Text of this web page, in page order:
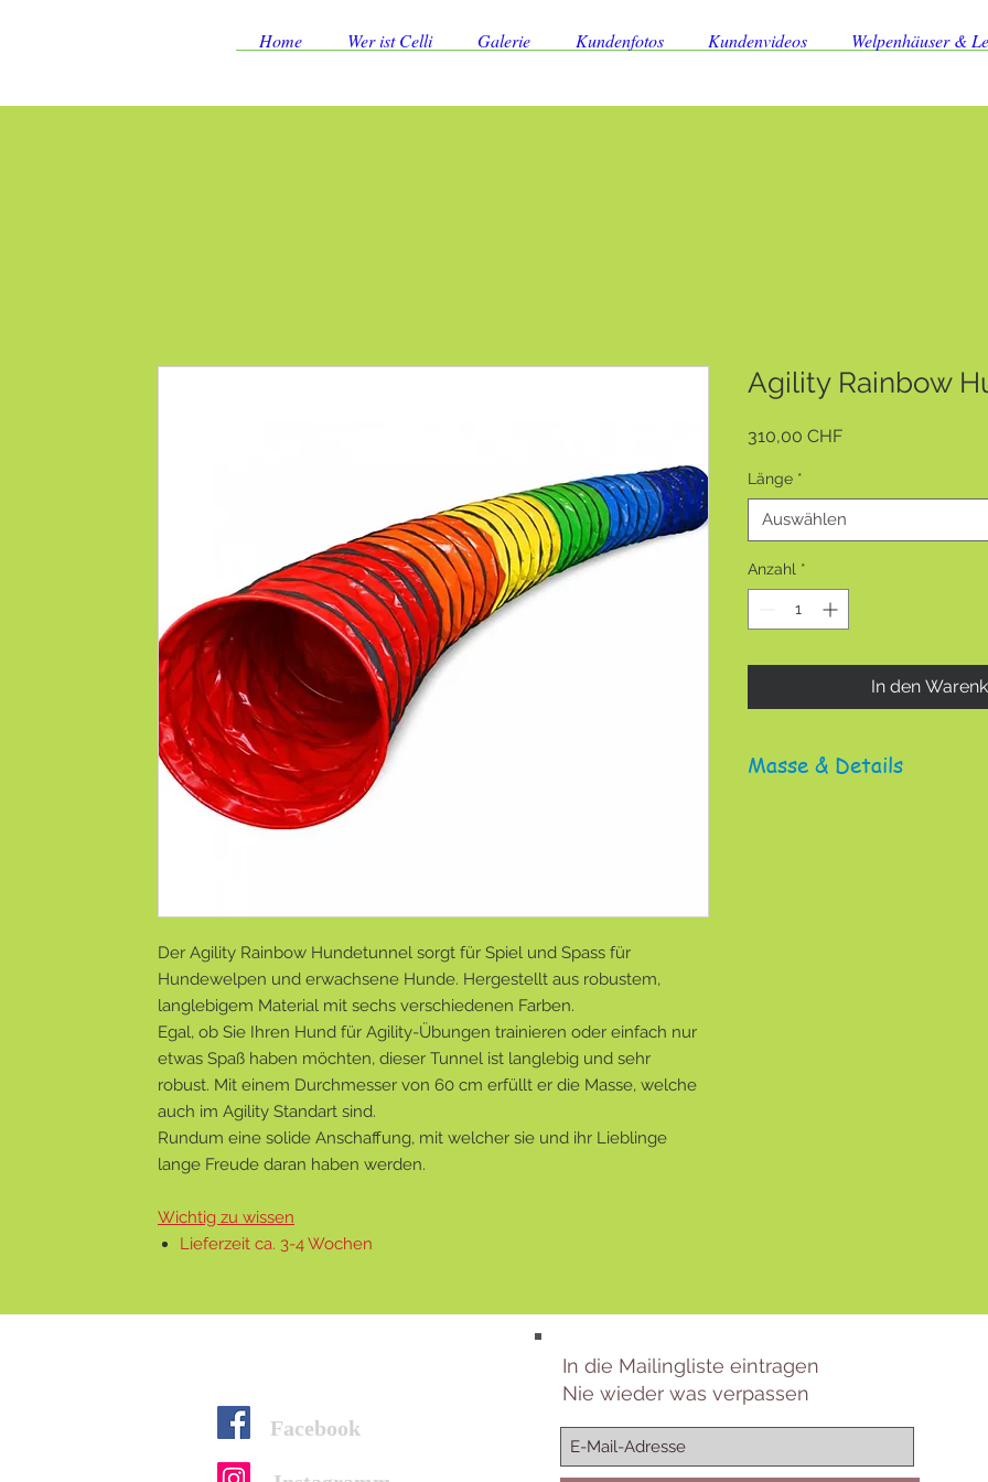
Home Wer ist Celli Galerie Kundenfotos Kundenvideos Welpenhäuser &
Der Agility Rainbow Hundetunnel sorgt für Spiel und Spass für
Hundewelpen und erwachsene Hunde. Hergestellt aus robustem,
langlebigem Material mit sechs verschiedenen Farben.
Egal, ob Sie Ihren Hund für Agility-Übungen trainieren oder einfach nur
etwas Spaß haben möchten, dieser Tunnel ist langlebig und sehr
robust. Mit einem Durchmesser von 60 cm erfüllt er die Masse, welche
auch im Agility Standart sind.
Rundum eine solide Anschaffung, mit welcher sie und ihr Lieblinge
lange Freude daran haben werden.
Wichtig zu wissen
Lieferzeit ca. 3-4 Wochen
Agility Rainbow
310,00 CHFPreis
Länge *
Auswählen
Anzahl *
In den
Masse & Details
In die Mailingliste eintragen
Nie wieder was verpassen
Facebook